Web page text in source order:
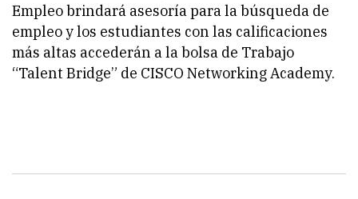
Empleo brindará asesoría para la búsqueda de
empleo y los estudiantes con las calificaciones
más altas accederán a la bolsa de Trabajo
“Talent Bridge” de CISCO Networking Academy.